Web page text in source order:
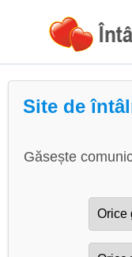
Site de
Găsește